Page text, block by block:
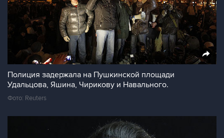
Полиция задержала на Пушкинской площади
Удальцова, Яшина, Чирикову и Навального.
Фото: Reuters